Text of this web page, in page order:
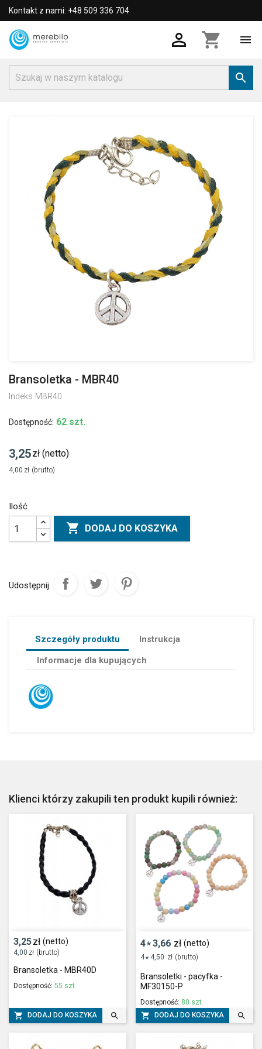
Kontakt z nami: +48 509 336 704
 shopping_cart 

Bransoletka - MBR40
Indeks MBR40
Dostępność: 62 szt.
3,25zł (netto)
4,00 zł (brutto)
Ilość
 DODAJ DO KOSZYKA
Udostępnij
Szczegóły produktu
Instrukcja
Informacje dla kupujących
Klienci którzy zakupili ten produkt kupili również:
3,25zł (netto)
4,00 zł (brutto)
Bransoletka - MBR40D
Dostępność: 55 szt.
 DODAJ DO KOSZYKA 
4*3,66 zł (netto)
4* 4,50 zł (brutto)
Bransoletki - pacyfka -
MF30150-P
Dostępność: 80 szt.
 DODAJ DO KOSZYKA 